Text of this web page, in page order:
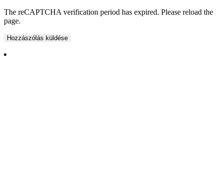
The reCAPTCHA verification period has expired. Please reload the
page.